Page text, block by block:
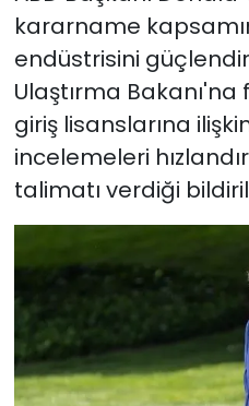
kararname
endüstrisini
Ulaştırma
giriş lisanslarına
incelemeleri
talimatı verdiği